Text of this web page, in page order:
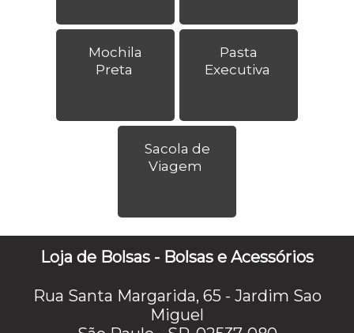
Mochila
Preta
Pasta
Executiva
Sacola de
Viagem
Loja de Bolsas - Bolsas e Acessórios
Rua Santa Margarida, 65 - Jardim Sao
Miguel